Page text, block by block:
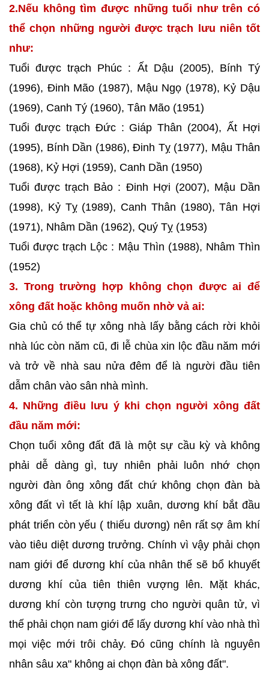
2.Nếu không tìm được những tuổi như trên có
thể chọn những người được trạch lưu niên tốt
như:
Tuổi được trạch Phúc : Ất Dậu (2005), Bính Tý
(1996), Đinh Mão (1987), Mậu Ngọ (1978), Kỷ Dậu
(1969), Canh Tý (1960), Tân Mão (1951)
Tuổi được trạch Đức : Giáp Thân (2004), Ất Hợi
(1995), Bính Dần (1986), Đinh Tỵ (1977), Mậu Thân
(1968), Kỷ Hợi (1959), Canh Dần (1950)
Tuổi được trạch Bảo : Đinh Hợi (2007), Mậu Dần
(1998), Kỷ Tỵ (1989), Canh Thân (1980), Tân Hợi
(1971), Nhâm Dần (1962), Quý Tỵ (1953)
Tuổi được trạch Lộc : Mậu Thìn (1988), Nhâm Thìn
(1952)
3. Trong trường hợp không chọn được ai để
xông đất hoặc không muốn nhờ vả ai:
Gia chủ có thể tự xông nhà lấy bằng cách rời khỏi
nhà lúc còn năm cũ, đi lễ chùa xin lộc đầu năm mới
và trở về nhà sau nửa đêm để là người đầu tiên
dẫm chân vào sân nhà mình.
4. Những điều lưu ý khi chọn người xông đất
đầu năm mới:
Chọn tuổi xông đất đã là một sự cầu kỳ và không
phải dễ dàng gì, tuy nhiên phải luôn nhớ chọn
người đàn ông xông đất chứ không chọn đàn bà
xông đất vì tết là khí lập xuân, dương khí bắt đầu
phát triển còn yếu ( thiếu dương) nên rất sợ âm khí
vào tiêu diệt dương trưởng. Chính vì vậy phải chọn
nam giới để dương khí của nhân thế sẽ bổ khuyết
dương khí của tiên thiên vượng lên. Mặt khác,
dương khí còn tượng trưng cho người quân tử, vì
thế phải chọn nam giới để lấy dương khí vào nhà thì
mọi việc mới trôi chảy. Đó cũng chính là nguyên
nhân sâu xa" không ai chọn đàn bà xông đất".